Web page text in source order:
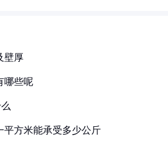
壁厚
哪些呢
平方米能承受多少公斤